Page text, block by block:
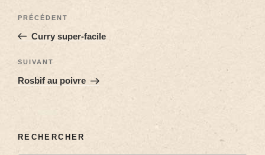
PRÉCÉDENT
Curry super-facile
SUIVANT
Rosbif au poivre
RECHERCHER